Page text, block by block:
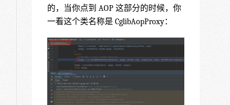
的，当你点到 AOP 这部分的时候，你
一看这个类名称是 CglibAopProxy：